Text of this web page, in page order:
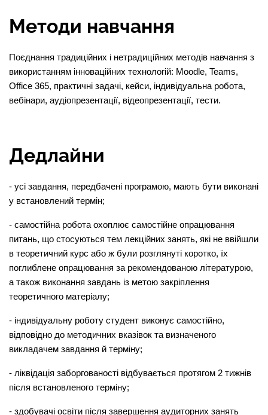
Методи навчання
Поєднання традиційних і нетрадиційних методів навчання з
використанням інноваційних технологій: Moodle, Teams,
Office 365, практичні задачі, кейси, індивідуальна робота,
вебінари, аудіопрезентації, відеопрезентації, тести.
Дедлайни
- усі завдання, передбачені програмою, мають бути виконані
у встановлений термін;
- самостійна робота охоплює самостійне опрацювання
питань, що стосуються тем лекційних занять, які не ввійшли
в теоретичний курс або ж були розглянуті коротко, їх
поглиблене опрацювання за рекомендованою літературою,
а також виконання завдань із метою закріплення
теоретичного матеріалу;
- індивідуальну роботу студент виконує самостійно,
відповідно до методичних вказівок та визначеного
викладачем завдання й терміну;
- ліквідація заборгованості відбувається протягом 2 тижнів
після встановленого терміну;
- здобувачі освіти після завершення аудиторних занять